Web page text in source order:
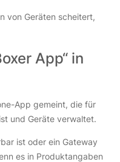
von Geräten scheitert,
App“ in
App gemeint, die für
und Geräte verwaltet.
ist oder ein Gateway
es in Produktangaben